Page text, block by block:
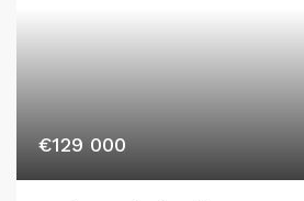
€129 000